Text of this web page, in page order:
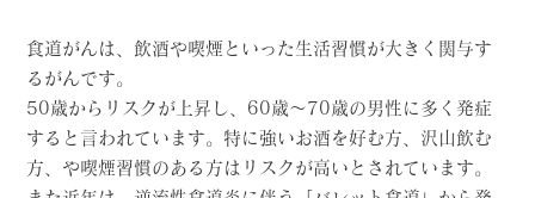
食道がんは、飲酒や喫煙といった生活習慣が大きく関与す
るがんです。
50歳からリスクが上昇し、60歳～70歳の男性に多く発症
すると言われています。特に強いお酒を好む方、沢山飲む
方、や喫煙習慣のある方はリスクが高いとされています。